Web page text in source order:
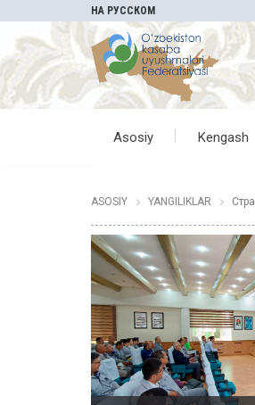
НА РУССКОМ
Asosiy Kengash
ASOSIY YANGILIKLAR